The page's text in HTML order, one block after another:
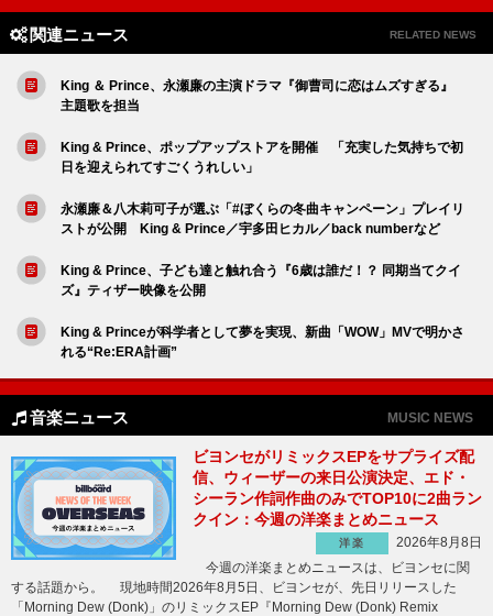
関連ニュース RELATED NEWS
King ＆ Prince、永瀬廉の主演ドラマ『御曹司に恋はムズすぎる』
主題歌を担当
King & Prince、ポップアップストアを開催 「充実した気持ちで初
日を迎えられてすごくうれしい」
永瀬廉＆八木莉可子が選ぶ「#ぼくらの冬曲キャンペーン」プレイリ
ストが公開 King & Prince／宇多田ヒカル／back numberなど
King & Prince、子ども達と触れ合う『6歳は誰だ！？ 同期当てクイ
ズ』ティザー映像を公開
King & Princeが科学者として夢を実現、新曲「WOW」MVで明かさ
れる“Re:ERA計画”
音楽ニュース MUSIC NEWS
ビヨンセがリミックスEPをサプライズ配
信、ウィーザーの来日公演決定、エド・
シーラン作詞作曲のみでTOP10に2曲ラン
クイン：今週の洋楽まとめニュース
洋楽
2026年8月8日
今週の洋楽まとめニュースは、ビヨンセに関
する話題から。 現地時間2026年8月5日、ビヨンセが、先日リリースした
「Morning Dew (Donk)」のリミックスEP『Morning Dew (Donk) Remix